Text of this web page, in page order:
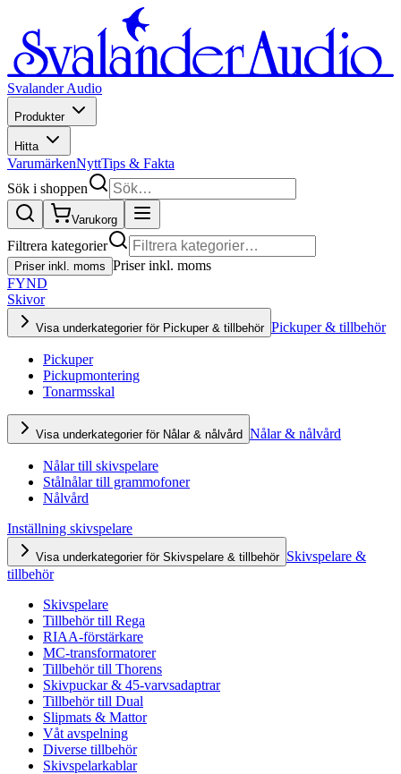
Svalander Audio
Produkter
Hitta
VarumärkenNyttTips & Fakta
Sök i shoppen
Varukorg
Filtrera kategorier
Priser inkl. moms Priser inkl. moms
FYND
Skivor
Visa underkategorier för Pickuper & tillbehör Pickuper & tillbehör
Pickuper
Pickupmontering
Tonarmsskal
Visa underkategorier för Nålar & nålvård Nålar & nålvård
Nålar till skivspelare
Stålnålar till grammofoner
Nålvård
Inställning skivspelare
Visa underkategorier för Skivspelare & tillbehör Skivspelare &
tillbehör
Skivspelare
Tillbehör till Rega
RIAA-förstärkare
MC-transformatorer
Tillbehör till Thorens
Skivpuckar & 45-varvsadaptrar
Tillbehör till Dual
Slipmats & Mattor
Våt avspelning
Diverse tillbehör
Skivspelarkablar